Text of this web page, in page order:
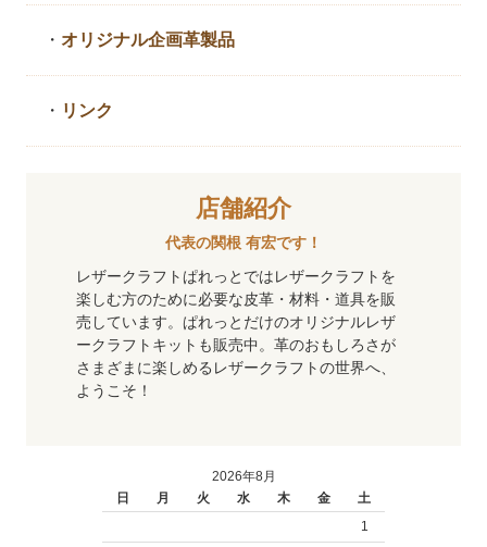
・ オリジナル企画革製品
・ リンク
店舗紹介
代表の関根 有宏です！
レザークラフトぱれっとではレザークラフトを
楽しむ方のために必要な皮革・材料・道具を販
売しています。ぱれっとだけのオリジナルレザ
ークラフトキットも販売中。革のおもしろさが
さまざまに楽しめるレザークラフトの世界へ、
ようこそ！
2026年8月
日
月 火 水 木 金
土
1